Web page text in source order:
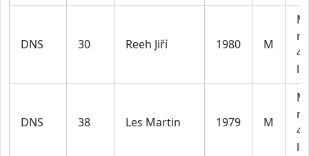
DNS 30 Reeh Jiří 1980 M
let
DNS 38 Les Martin 1979 M
let